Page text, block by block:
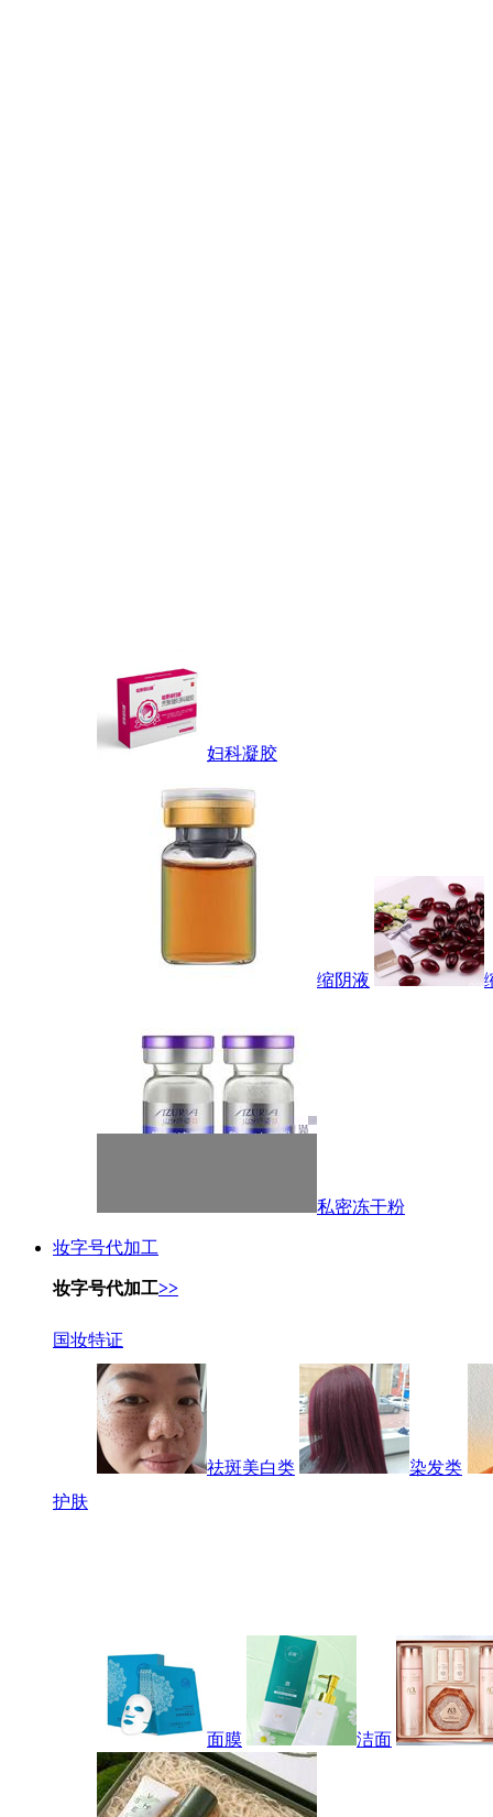
妇科凝胶
缩阴液
私密冻干粉
妆字号代加工
妆字号代加工>>
国妆特证
祛斑美白类
染发类
护肤
面膜 洁面